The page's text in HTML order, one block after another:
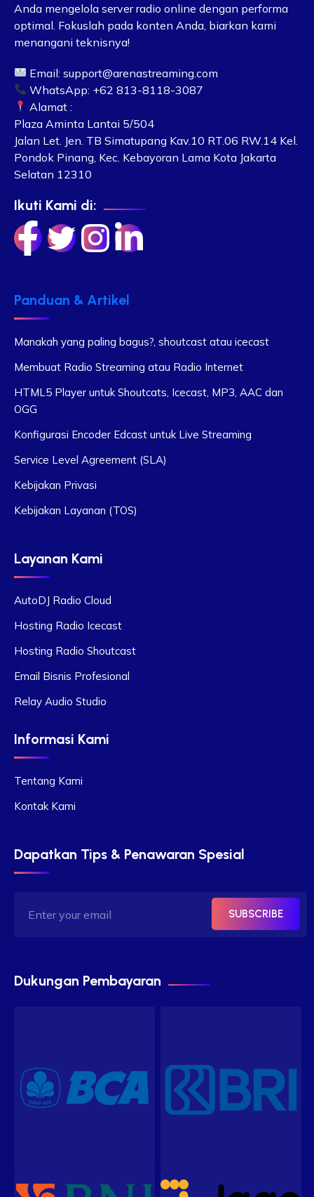
Anda mengelola server radio online dengan performa
optimal. Fokuslah pada konten Anda, biarkan kami
menangani teknisnya!
Email:support@arenastreaming.com
WhatsApp: +62 813-8118-3087
Alamat :
Plaza Aminta Lantai 5/504
Jalan Let. Jen. TB Simatupang Kav.10 RT.06 RW.14 Kel.
Pondok Pinang, Kec. Kebayoran Lama Kota Jakarta
Selatan 12310
Ikuti Kami di:
Panduan & Artikel
Manakah yang paling bagus?, shoutcast atau icecast
Membuat Radio Streaming atau Radio Internet
HTML5 Player untuk Shoutcats, Icecast, MP3, AAC dan
OGG
Konfigurasi Encoder Edcast untuk Live Streaming
Service Level Agreement (SLA)
Kebijakan Privasi
Kebijakan Layanan (TOS)
Layanan Kami
AutoDJ Radio Cloud
Hosting Radio Icecast
Hosting Radio Shoutcast
Email Bisnis Profesional
Relay Audio Studio
Informasi Kami
Tentang Kami
Kontak Kami
Dapatkan Tips & Penawaran Spesial
SUBSCRIBE
Dukungan Pembayaran